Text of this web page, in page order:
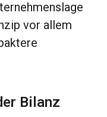
vor allem
Bilanz